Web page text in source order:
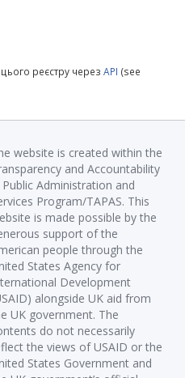
реєстру через API (see
website is created within the
and Accountability
Public Administration and
Program/TAPAS. This
is made possible by the
support of the
people through the
States Agency for
Development
alongside UK aid from
UK government. The
do not necessarily
the views of USAID or the
States Government and